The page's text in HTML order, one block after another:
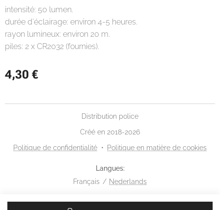
intensité: 50 lumen.
durée d´éclairage: environ 4-5 heures.
rayon lumineux: environ 20 m.
piles: 2 x CR2032 (fournies).
4,30 €
Distribution police
Créé en 2018-2026
Politique de confidentialité
Politique en matière de cookies
Langues
Français
Nederlands